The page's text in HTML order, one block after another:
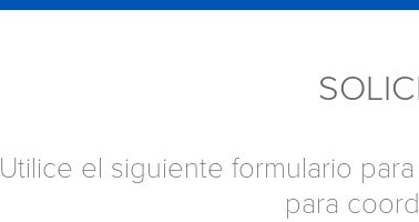
Utilice el siguiente formulario
para